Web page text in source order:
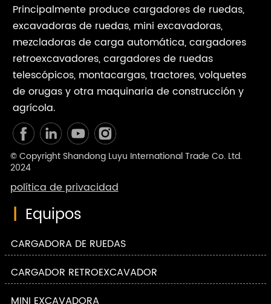
Principalmente produce cargadores de ruedas,
excavadoras de ruedas, mini excavadoras,
mezcladoras de carga automática, cargadores
retroexcavadores, cargadores de ruedas
telescópicos, montacargas, tractores, volquetes
de orugas y otra maquinaria de construcción y
agrícola.
© Copyright Shandong Luyu International Trade Co. Ltd.
2024
política de privacidad
| Equipos
CARGADORA DE RUEDAS
CARGADOR RETROEXCAVADOR